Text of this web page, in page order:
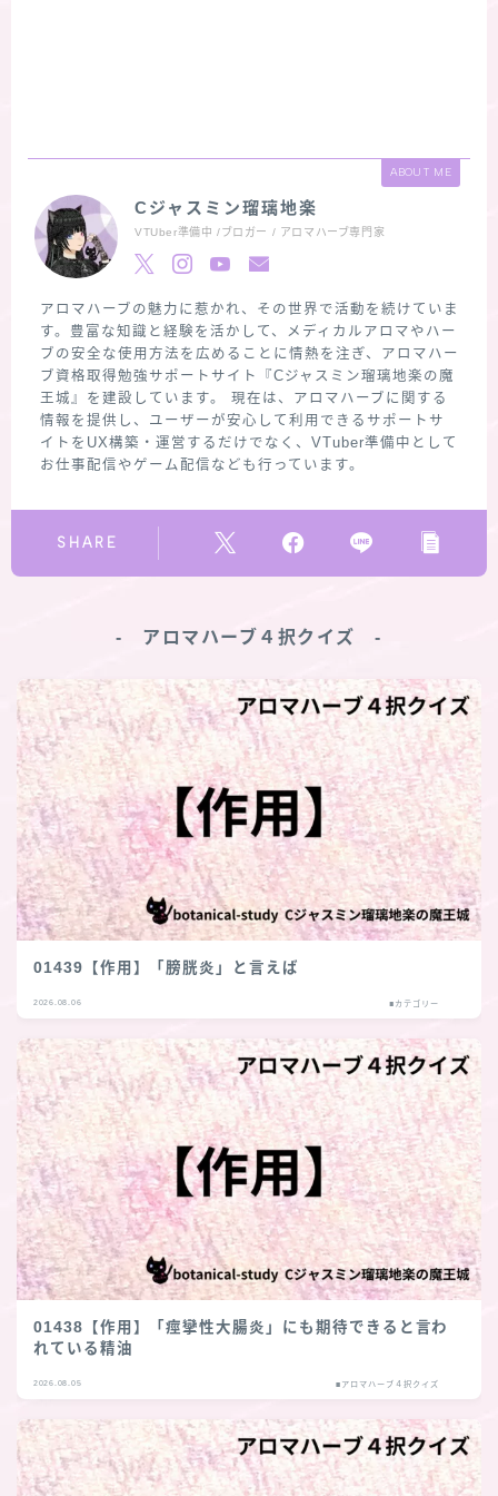
ABOUT ME
Cジャスミン瑠璃地楽
VTUber準備中 /ブロガー / アロマハーブ専門家
アロマハーブの魅力に惹かれ、その世界で活動を続けていま
す。豊富な知識と経験を活かして、メディカルアロマやハー
ブの安全な使用方法を広めることに情熱を注ぎ、アロマハー
ブ資格取得勉強サポートサイト『Cジャスミン瑠璃地楽の魔
王城』を建設しています。 現在は、アロマハーブに関する
情報を提供し、ユーザーが安心して利用できるサポートサ
イトをUX構築・運営するだけでなく、VTuber準備中として
お仕事配信やゲーム配信なども行っています。
SHARE
‐ アロマハーブ４択クイズ ‐
01439【作用】「膀胱炎」と言えば
2026.08.06 ■カテゴリー
01438【作用】「痙攣性大腸炎」にも期待できると言わ
れている精油
2026.08.05 ■アロマハーブ４択クイズ